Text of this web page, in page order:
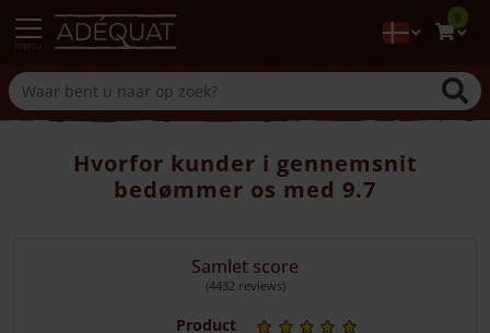
0
Hvorfor kunder i gennemsnit
bedømmer os med 9.7
Samlet score
(4432 reviews)
Product